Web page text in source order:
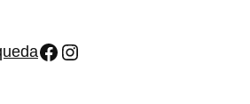
Facebook
Instagram